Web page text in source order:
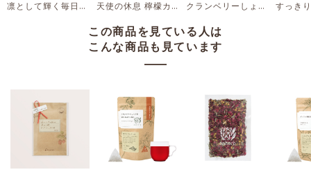
凛として輝く毎日に苺とローズ茶 ギフト 天使の休息 檸檬カミツレ茶 クランベリーしょうが茶 ぽかぽかしたい時に
この商品を見ている人は
こんな商品も見ています